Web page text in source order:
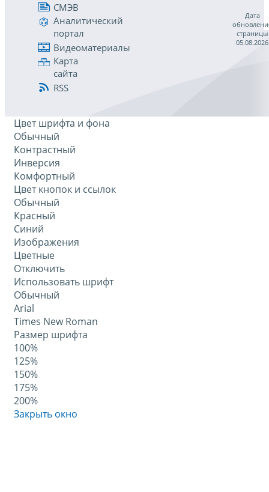
СМЭВ
Аналитический
портал
Видеоматериалы
Карта
сайта
RSS
Дата
страницы
05.08.2026
Цвет шрифта и фона
Обычный
Контрастный
Инверсия
Комфортный
Цвет кнопок и ссылок
Обычный
Красный
Синий
Изображения
Цветные
Отключить
Использовать шрифт
Обычный
Arial
Times New Roman
Размер шрифта
100%
125%
150%
175%
200%
Закрыть окно